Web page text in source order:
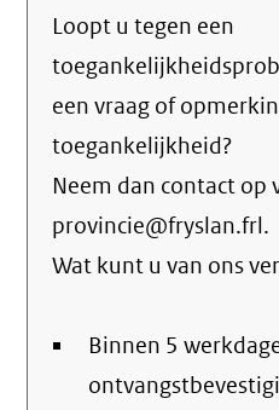
Loopt u tegen een
een vraag of
toegankelijkheid?
Neem dan contact op
provincie@fryslan.frl.
Wat kunt u van ons
Binnen 5